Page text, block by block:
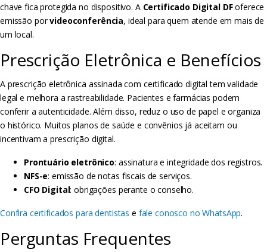
chave fica protegida no dispositivo. A Certificado Digital DFoferece
emissão porvideoconferência, ideal para quem atende em mais de
um local.
Prescrição Eletrônica e Benefícios
A prescrição eletrônica assinada com certificado digital tem validade
legal e melhora a rastreabilidade. Pacientes e farmácias podem
conferir a autenticidade. Além disso, reduz o uso de papel e organiza
o histórico. Muitos planos de saúde e convênios já aceitam ou
incentivam a prescrição digital.
Prontuário eletrônico: assinatura e integridade dos registros.
NFS-e: emissão de notas fiscais de serviços.
CFO Digital: obrigações perante o conselho.
Confira certificados para dentistas e fale conosco no WhatsApp.
Perguntas Frequentes